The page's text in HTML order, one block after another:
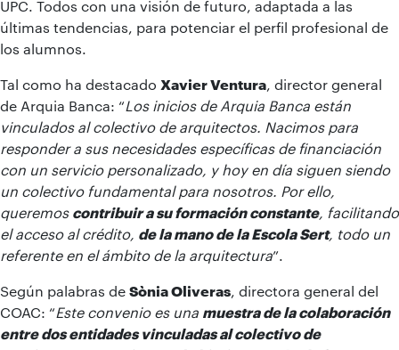
UPC. Todos con una visión de futuro, adaptada a las
últimas tendencias, para potenciar el perfil profesional de
los alumnos.
Tal como ha destacado Xavier Ventura , director general
de Arquia Banca: “Los inicios de Arquia Banca están
vinculados al colectivo de arquitectos. Nacimos para
responder a sus necesidades específicas de financiación
con un servicio personalizado, y hoy en día siguen siendo
un colectivo fundamental para nosotros. Por ello,
queremos contribuir a su formación constante, facilitando
el acceso al crédito, de la mano de la Escola Sert, todo un
referente en el ámbito de la arquitectura”.
Según palabras de Sònia Oliveras , directora general del
COAC: “Este convenio es una muestra de la colaboración
entre dos entidades vinculadas al colectivo de